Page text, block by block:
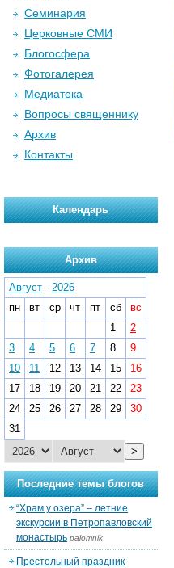
Семинария
Церковные СМИ
Блогосфера
Фотогалерея
Медиатека
Вопросы священнику
Архив
Контакты
Календарь
Архив
Август - 2026
пн
вт ср чт пт сб
вс
1
2
3
4 5 6 7 8
9
10
11 12 13 14 15
16
17
18 19 20 21 22
23
24
25 26 27 28 29
30
31
>
Последние темы блогов
“Храм у озера” – летние
экскурсии в Петропавловский
монастырь palomnik
Престольный праздник